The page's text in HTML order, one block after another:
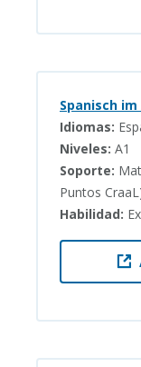
Spanisch
Idiomas:
Niveles: A1
Soporte:
Puntos
Habilidad: